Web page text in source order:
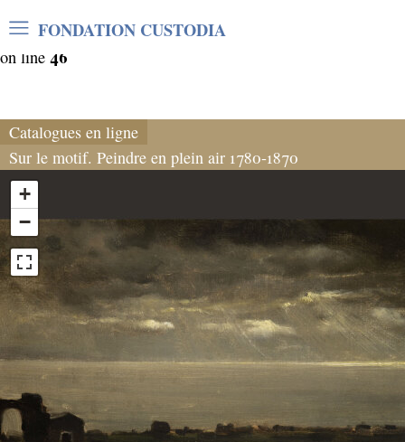
Warning: Undefined array key "var_mode" in
/home/clients/06cf3fb6db0bf3383064f508e4e3b220/
on line 46
FONDATION CUSTODIA
Catalogues en ligne
Sur le motif. Peindre en plein air 1780-1870
+
−